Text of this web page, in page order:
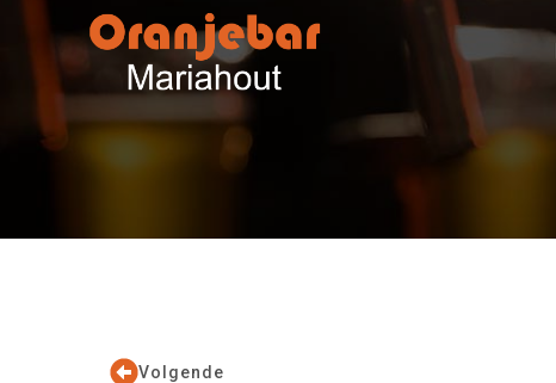
Volgende